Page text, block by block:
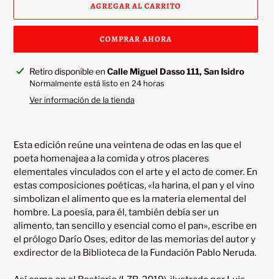
AGREGAR AL CARRITO
COMPRAR AHORA
Agregando
producto
Retiro disponible enCalle Miguel Dasso 111, San Isidro
Normalmente está listo en 24 horas
Ver información de la tienda
Esta edición reúne una veintena de odas en las que el
poeta homenajea a la comida y otros placeres
elementales vinculados con el arte y el acto de comer. En
estas composiciones poéticas, «la harina, el pan y el vino
simbolizan el alimento que es la materia elemental del
hombre. La poesía, para él, también debía ser un
alimento, tan sencillo y esencial como el pan», escribe en
el prólogo Darío Oses, editor de las memorias del autor y
exdirector de la Biblioteca de la Fundación Pablo Neruda.